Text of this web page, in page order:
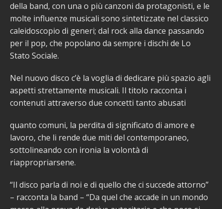
della band, con una o più canzoni da protagonisti, e le
molte influenze musicali sono sintetizzate nel classico
caleidoscopio di generi; dal rock alla dance passando
per il pop, che popolano da sempre i dischi de Lo
Stato Sociale.
Nel nuovo disco c’è la voglia di dedicare più spazio agli
aspetti strettamente musicali. Il titolo racconta i
contenuti attraverso due concetti tanto abusati
quanto comuni, la perdita di significato di amore e
lavoro, che li rende due miti del contemporaneo,
sottolineando con ironia la volontà di
riappropriarsene.
“Il disco parla di noi e di quello che ci succede attorno”
– racconta la band – “Da quel che accade in un mondo